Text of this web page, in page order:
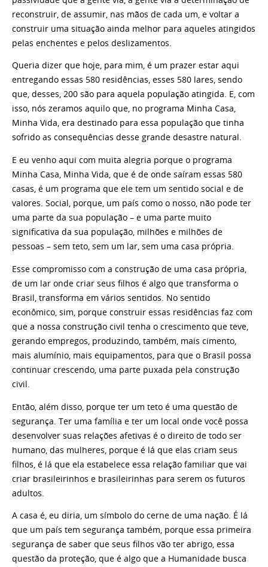
reconstruir, de assumir, nas mãos de cada um, e voltar a
construir uma situação ainda melhor para aqueles atingidos
pelas enchentes e pelos deslizamentos.
Queria dizer que hoje, para mim, é um prazer estar aqui
entregando essas 580 residências, esses 580 lares, sendo
que, desses, 200 são para aquela população atingida. E, com
isso, nós zeramos aquilo que, no programa Minha Casa,
Minha Vida, era destinado para essa população que tinha
sofrido as consequências desse grande desastre natural.
E eu venho aqui com muita alegria porque o programa
Minha Casa, Minha Vida, que é de onde saíram essas 580
casas, é um programa que ele tem um sentido social e de
valores. Social, porque, um país como o nosso, não pode ter
uma parte da sua população – e uma parte muito
significativa da sua população, milhões e milhões de
pessoas – sem teto, sem um lar, sem uma casa própria.
Esse compromisso com a construção de uma casa própria,
de um lar onde criar seus filhos é algo que transforma o
Brasil, transforma em vários sentidos. No sentido
econômico, sim, porque construir essas residências faz com
que a nossa construção civil tenha o crescimento que teve,
gerando empregos, produzindo, também, mais cimento,
mais alumínio, mais equipamentos, para que o Brasil possa
continuar crescendo, uma parte puxada pela construção
civil.
Então, além disso, porque ter um teto é uma questão de
segurança. Ter uma família e ter um local onde você possa
desenvolver suas relações afetivas é o direito de todo ser
humano, das mulheres, porque é lá que elas criam seus
filhos, é lá que ela estabelece essa relação familiar que vai
criar brasileirinhos e brasileirinhas para serem os futuros
adultos.
A casa é, eu diria, um símbolo do cerne de uma nação. É lá
que um país tem segurança também, porque essa primeira
segurança de saber que seus filhos vão ter abrigo, essa
questão da proteção, que é algo que a Humanidade busca